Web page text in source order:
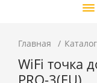
Главная
WiFi точка